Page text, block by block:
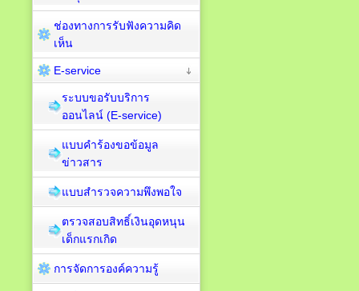
ช่องทางการรับฟังความคิด
เห็น
E-service
ระบบขอรับบริการ
ออนไลน์ (E-service)
แบบคำร้องขอข้อมูล
ข่าวสาร
แบบสำรวจความพึงพอใจ
ตรวจสอบสิทธิ์เงินอุดหนุน
เด็กแรกเกิด
การจัดการองค์ความรู้